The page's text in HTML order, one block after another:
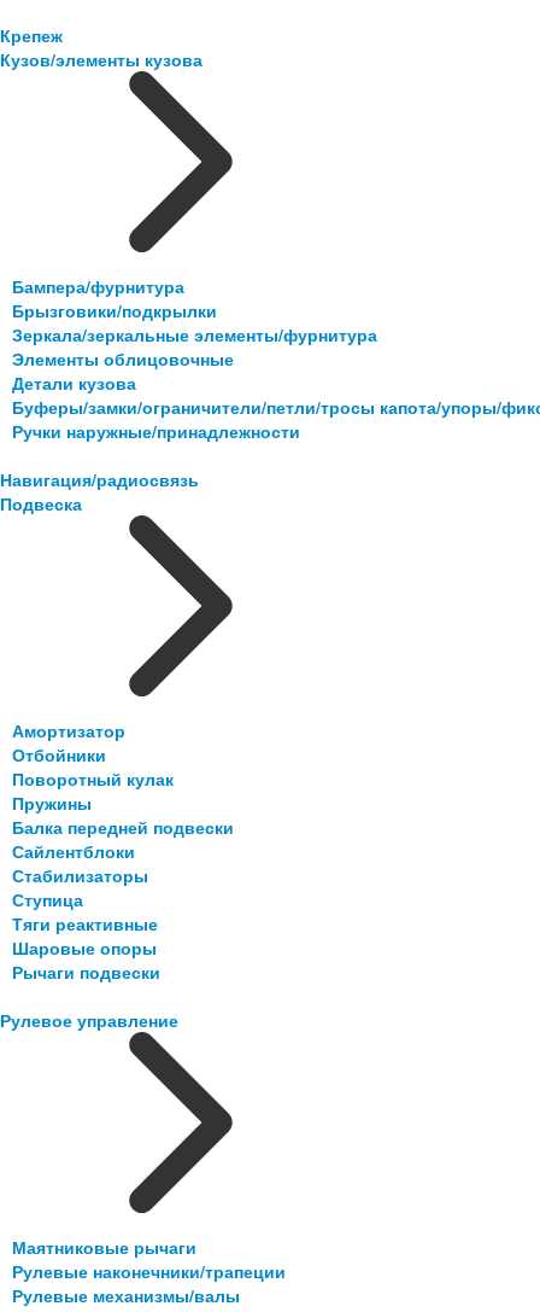
Крепеж
Кузов/элементы кузова
Бампера/фурнитура
Брызговики/подкрылки
Зеркала/зеркальные элементы/фурнитура
Элементы облицовочные
Детали кузова
Буферы/замки/ограничители/петли/тросы капота/упоры/
Ручки наружные/принадлежности
Навигация/радиосвязь
Подвеска
Амортизатор
Отбойники
Поворотный кулак
Пружины
Балка передней подвески
Сайлентблоки
Стабилизаторы
Ступица
Тяги реактивные
Шаровые опоры
Рычаги подвески
Рулевое управление
Маятниковые рычаги
Рулевые наконечники/трапеции
Рулевые механизмы/валы